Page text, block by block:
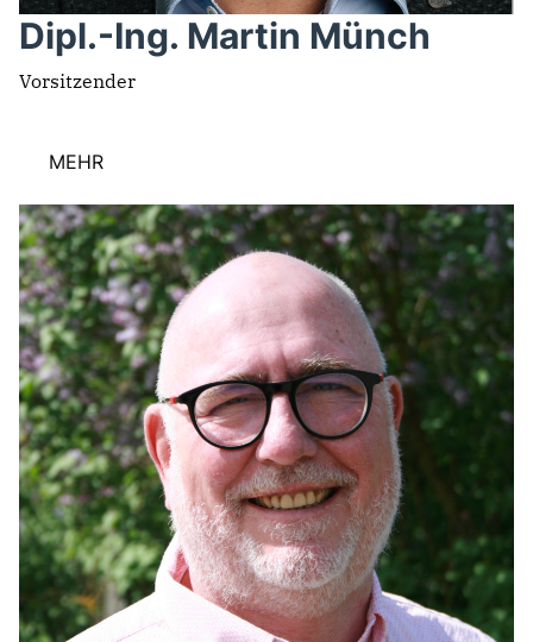
Dipl.-Ing. Martin Münch
Vorsitzender
MEHR